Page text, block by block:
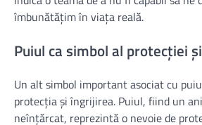
îmbunătățim în viața reală.
Puiul ca simbol al protecției
Un alt simbol important asociat cu
protecția și îngrijirea. Puiul, fiind un
neînțărcat, reprezintă o nevoie de